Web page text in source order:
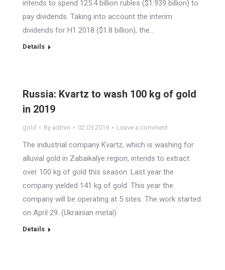
intends to spend 125.4 billion rubles ($1.939 billion) to
pay dividends. Taking into account the interim
dividends for H1 2018 ($1.8 billion), the…
Details
Russia: Kvartz to wash 100 kg of gold
in 2019
gold By admin 02.05.2019 Leave a comment
The industrial company Kvartz, which is washing for
alluvial gold in Zabaikalye region, intends to extract
over 100 kg of gold this season. Last year the
company yielded 141 kg of gold. This year the
company will be operating at 5 sites. The work started
on April 29. (Ukrainian metal)
Details